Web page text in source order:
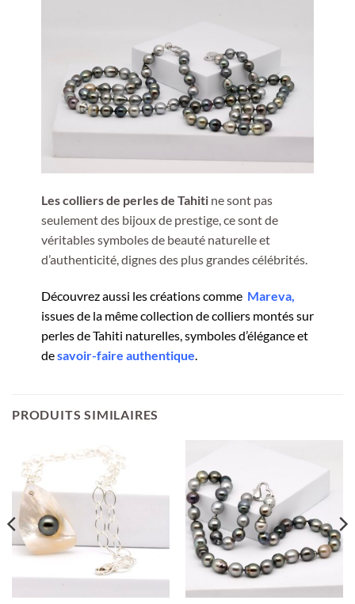
Les colliers de perles de Tahitine sont pas
seulement des bijoux de prestige, ce sont de
véritables symboles de beauté naturelle et
d’authenticité, dignes des plus grandes célébrités.
Découvrez aussi les créations comme Mareva,
issues de la même collection de colliers montés sur
perles de Tahiti naturelles, symboles d’élégance et
desavoir-faire authentique.
PRODUITS SIMILAIRES